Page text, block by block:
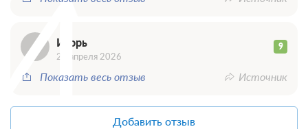
Игорь 9
29 апреля 2026
Показать весь отзыв Источник
Добавить отзыв